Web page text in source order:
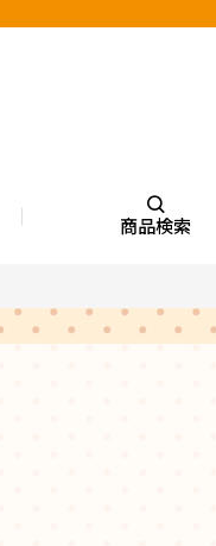
商品検索